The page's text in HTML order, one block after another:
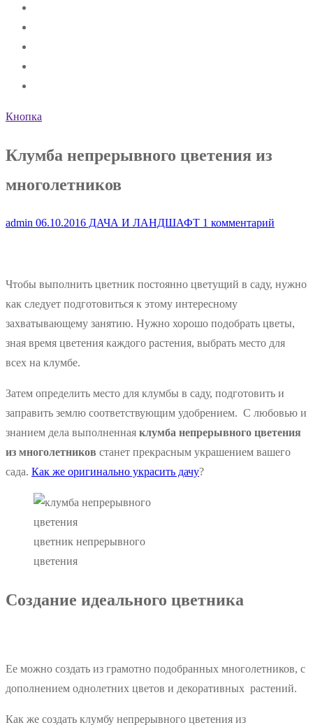
Кнопка
Клумба непрерывного цветения из
многолетников
admin 06.10.2016 ДАЧА И ЛАНДШАФТ 1 комментарий
Чтобы выполнить цветник постоянно цветущий в саду, нужно
как следует подготовиться к этому интересному
захватывающему занятию. Нужно хорошо подобрать цветы,
зная время цветения каждого растения, выбрать место для
всех на клумбе.
Затем определить место для клумбы в саду, подготовить и
заправить землю соответствующим удобрением. С любовью и
знанием дела выполненная клумба непрерывного цветения
из многолетников станет прекрасным украшением вашего
сада. Как же оригинально украсить дачу?
цветник непрерывного
цветения
Создание идеального цветника
Ее можно создать из грамотно подобранных многолетников, с
дополнением однолетних цветов и декоративных растений.
Как же создать клумбу непрерывного цветения из